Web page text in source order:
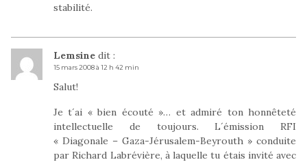
stabilité.
Lemsine dit :
15 mars 2008 à 12 h 42 min
Salut!
Je t´ai « bien écouté »… et admiré ton honnêteté
intellectuelle de toujours. L´émission RFI
« Diagonale – Gaza-Jérusalem-Beyrouth » conduite
par Richard Labrévière, à laquelle tu étais invité avec